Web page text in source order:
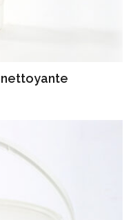
nettoyante